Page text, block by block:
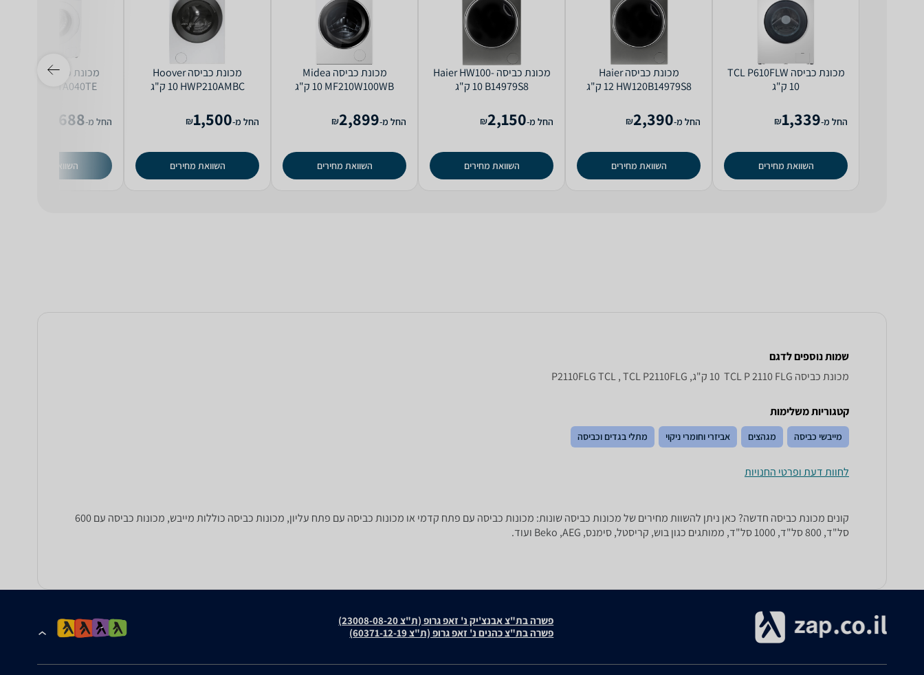
מכונת כביסה TCL P610FLW
החל מ-1,339
₪
השוואת מחירים
מכונת כביסה Haier
HW120B14979S8 ‏12 ‏ק"ג
החל מ-2,390
₪
השוואת מחירים
מכונת כביסה Haier HW100-
B14979S8 ‏10 ‏ק"ג
החל מ-2,150
₪
השוואת מחירים
מכונת כביסה Midea
MF210W100WB ‏10 ‏ק"ג
החל מ-2,899
₪
השוואת מחירים
מכונת כביסה Hoover
HWP210AMBC ‏10 ‏ק"ג
החל מ-1,500
₪
השוואת מחירים
WW9STA040TE ‏9 ‏ק"ג
החל מ-1,688
השוואת מחירים
שמות נוספים לדגם
מכונת כביסה TCL P 2110 FLG ‏ 10 ‏ק"ג, P2110FLG TCL , TCL P2110FLG
קטגוריות משלימות
מייבשי כביסה מגהצים אביזרי וחומרי ניקוי מתלי בגדים וכביסה
לחוות דעת ופרטי החנויות
קונים מכונת כביסה חדשה? כאן ניתן להשוות מחירים של מכונות כביסה שונות: מכונות כביסה עם פתח קדמי או מכונות כביסה עם פתח עליון, מכונות כביסה כוללות מייבש, מכונות כביסה עם 600
סל"ד, 800 סל"ד, 1000 סל"ד, ממותגים כגון בוש, קריסטל, סימנס, Beko ,AEG ועוד.
פשרה בת"צ אבנצ'יק נ' זאפ גרופ (ת"צ 23008-08-20)
פשרה בת"צ כהנים נ' זאפ גרופ (ת"צ 60371-12-19)